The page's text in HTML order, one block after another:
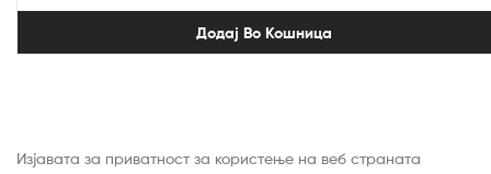
Додај Во Кошница
Изјавата за приватност за користење на веб страната